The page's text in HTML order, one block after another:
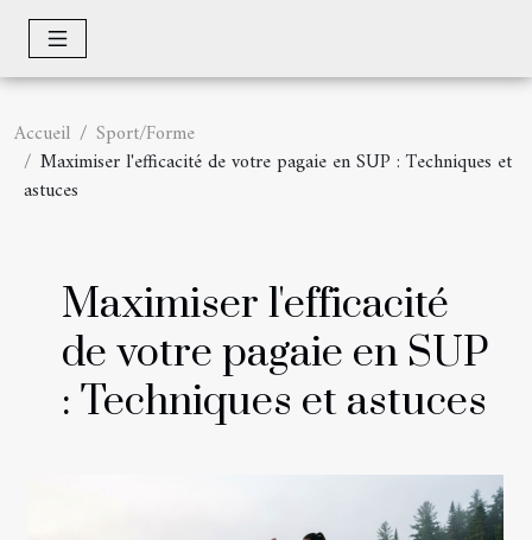
Accueil
Sport/Forme
Maximiser l'efficacité de votre pagaie en SUP : Techniques et
astuces
Maximiser l'efficacité
de votre pagaie en SUP
: Techniques et astuces